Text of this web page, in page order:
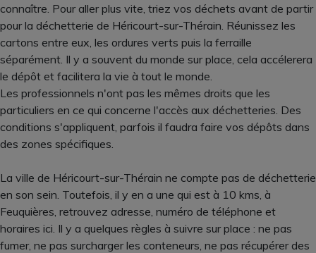
connaître. Pour aller plus vite, triez vos déchets avant de partir
pour la déchetterie de Héricourt-sur-Thérain. Réunissez les
cartons entre eux, les ordures verts puis la ferraille
séparément. Il y a souvent du monde sur place, cela accélerera
le dépôt et facilitera la vie à tout le monde.
Les professionnels n'ont pas les mêmes droits que les
particuliers en ce qui concerne l'accès aux déchetteries. Des
conditions s'appliquent, parfois il faudra faire vos dépôts dans
des zones spécifiques.
La ville de Héricourt-sur-Thérain ne compte pas de déchetterie
en son sein. Toutefois, il y en a une qui est à 10 kms, à
Feuquières, retrouvez adresse, numéro de téléphone et
horaires ici. Il y a quelques règles à suivre sur place : ne pas
fumer, ne pas surcharger les conteneurs, ne pas récupérer des